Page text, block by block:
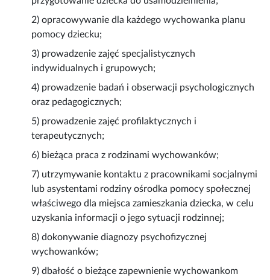
2) opracowywanie dla każdego wychowanka planu
pomocy dziecku;
3) prowadzenie zajęć specjalistycznych
indywidualnych i grupowych;
4) prowadzenie badań i obserwacji psychologicznych
oraz pedagogicznych;
5) prowadzenie zajęć profilaktycznych i
terapeutycznych;
6) bieżąca praca z rodzinami wychowanków;
7) utrzymywanie kontaktu z pracownikami socjalnymi
lub asystentami rodziny ośrodka pomocy społecznej
właściwego dla miejsca zamieszkania dziecka, w celu
uzyskania informacji o jego sytuacji rodzinnej;
8) dokonywanie diagnozy psychofizycznej
wychowanków;
9) dbałość o bieżące zapewnienie wychowankom